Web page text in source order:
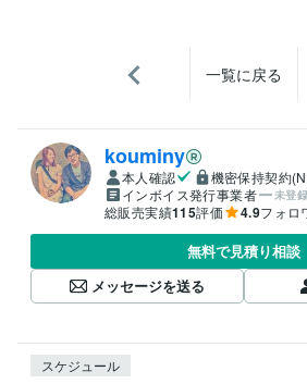
一覧に戻る
kouminy
本人確認
機密保持契約
インボイス発行事業者
未登録
総販売実績115評価 4.9フォロ
無料で見積り相談
メッセージを送る
スケジュール